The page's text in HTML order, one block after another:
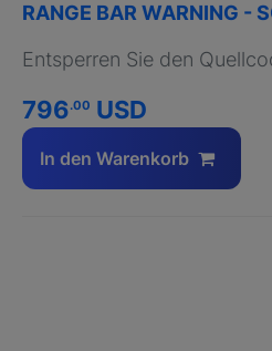
RANGE BAR WARNING -
Entsperren Sie den
796.00 USD
In den Warenkorb